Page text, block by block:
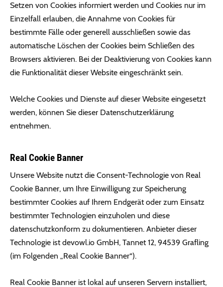
Setzen von Cookies informiert werden und Cookies nur im
Einzelfall erlauben, die Annahme von Cookies für
bestimmte Fälle oder generell ausschließen sowie das
automatische Löschen der Cookies beim Schließen des
Browsers aktivieren. Bei der Deaktivierung von Cookies kann
die Funktionalität dieser Website eingeschränkt sein.
Welche Cookies und Dienste auf dieser Website eingesetzt
werden, können Sie dieser Datenschutzerklärung
entnehmen.
Real Cookie Banner
Unsere Website nutzt die Consent-Technologie von Real
Cookie Banner, um Ihre Einwilligung zur Speicherung
bestimmter Cookies auf Ihrem Endgerät oder zum Einsatz
bestimmter Technologien einzuholen und diese
datenschutzkonform zu dokumentieren. Anbieter dieser
Technologie ist devowl.io GmbH, Tannet 12, 94539 Grafling
(im Folgenden „Real Cookie Banner“).
Real Cookie Banner ist lokal auf unseren Servern installiert,